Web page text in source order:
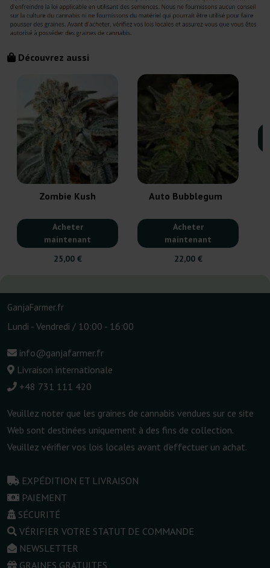
Découvrez aussi
Zombie Kush
Acheter
maintenant
25,00 €
Auto Bubblegum
Acheter
maintenant
22,00 €
GanjaFarmer.fr
Lundi - Vendredi / 10:00 - 16:00
info@ganjafarmer.fr
Livraison internationale
+48 731 111 420
Veuillez noter que les graines de cannabis vendues sur ce site
Web sont destinées uniquement à des fins de collection.
Veuillez vérifier vos lois locales avant d'effectuer un achat.
EXPÉDITION ET LIVRAISON
PAIEMENT
SÉCURITÉ
VÉRIFIER VOTRE STATUT DE COMMANDE
NEWSLETTER
GRAINES GRATUITES